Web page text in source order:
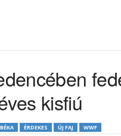
kisfiú
BÉKA ÉRDEKES ÚJ FAJ WWF